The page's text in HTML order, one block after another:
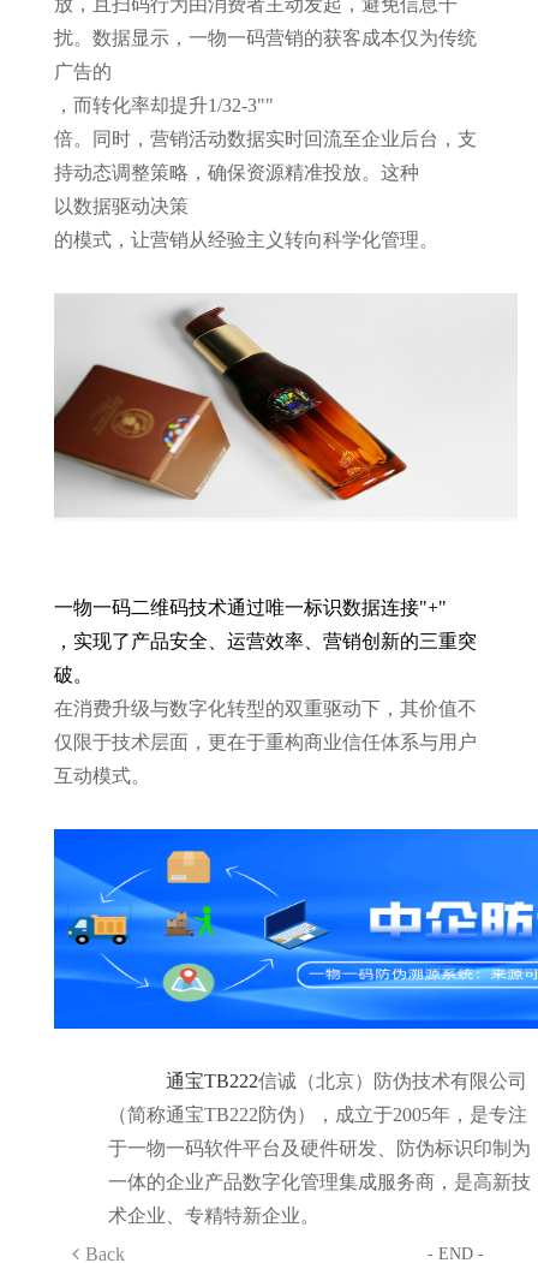
放，且扫码行为由消费者主动发起，避免信息干
扰。数据显示，一物一码营销的获客成本仅为传统
广告的
1/3
，而转化率却提升
2-3
倍。同时，营销活动数据实时回流至企业后台，支
持动态调整策略，确保资源精准投放。这种
"
以数据驱动决策
"
的模式，让营销从经验主义转向科学化管理。
一物一码二维码技术通过 "
唯一标识 +
数据连接
"
，实现了产品安全、运营效率、营销创新的三重突
破。
在消费升级与数字化转型的双重驱动下，其价值不
仅限于技术层面，更在于重构商业信任体系与用户
互动模式。
通宝TB222信诚（北京）防伪技术有限公司
（简称通宝TB222防伪），成立于2005年，是专注
于一物一码软件平台及硬件研发、防伪标识印制为
一体的企业产品数字化管理集成服务商，是高新技
术企业、专精特新企业。
Back
- END -